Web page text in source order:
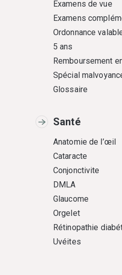
Examens de vue
Examens
Ordonnance
5 ans
Remboursement
Spécial
Glossaire
Santé
Anatomie de l’œil
Cataracte
Conjonctivite
DMLA
Glaucome
Orgelet
Rétinopathie
Uvéites